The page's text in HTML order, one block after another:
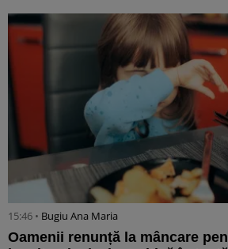
15:46 • Bugiu ⁠Ana Maria
Oamenii renunță la mâncare